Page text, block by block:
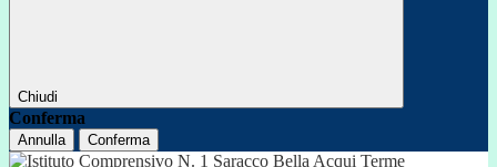
Chiudi
Conferma
Annulla Conferma